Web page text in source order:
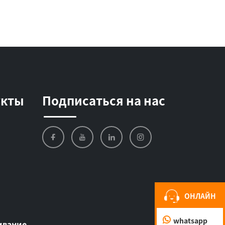
ОНЛАЙН
whatsapp
Подписаться на нас